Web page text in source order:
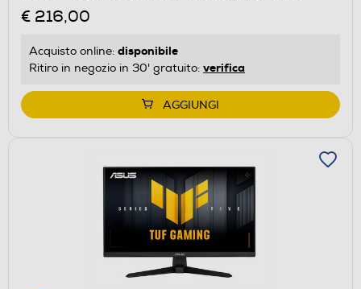
€ 216,00
Acquisto online: disponibile
Ritiro in negozio in 30' gratuito: verifica
AGGIUNGI